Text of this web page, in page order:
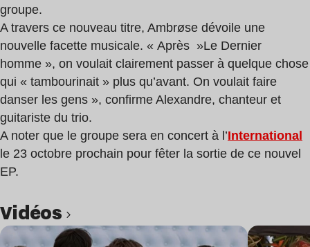
groupe.
A travers ce nouveau titre, Ambrøse dévoile une
nouvelle facette musicale. « Après »Le Dernier
homme », on voulait clairement passer à quelque chose
qui « tambourinait » plus qu’avant. On voulait faire
danser les gens », confirme Alexandre, chanteur et
guitariste du trio.
A noter que le groupe sera en concert à l’International
le 23 octobre prochain pour fêter la sortie de ce nouvel
EP.
Vidéos
Lire l’article